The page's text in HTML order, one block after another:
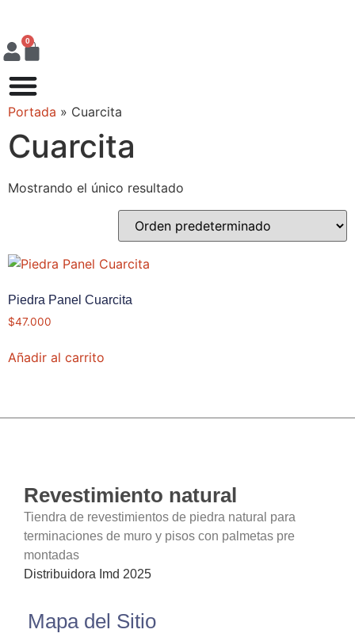
0
Portada » Cuarcita
Cuarcita
Mostrando el único resultado
Piedra Panel Cuarcita
$47.000
Añadir al carrito
Revestimiento natural
Tiendra de revestimientos de piedra natural para
terminaciones de muro y pisos con palmetas pre
montadas
Distribuidora Imd 2025
Mapa del Sitio